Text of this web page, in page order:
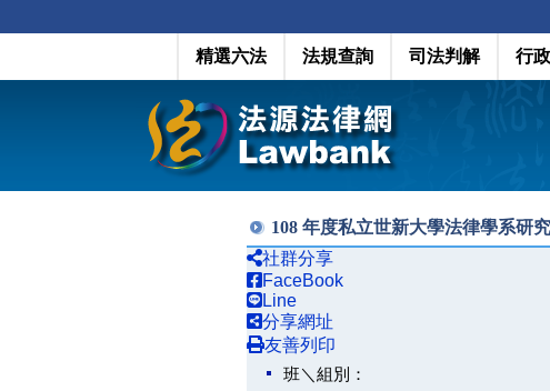
精選六法 法規查詢 司法判解 行
108 年度私立世新大學法律學系研
社群分享
FaceBook
Line
分享網址
友善列印
班＼組別：